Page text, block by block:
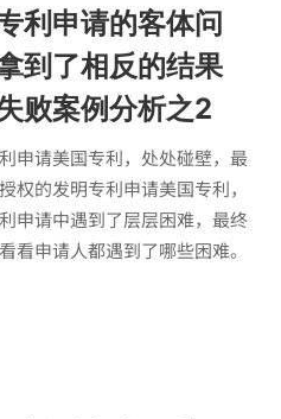
利申请的客体问
到了相反的结果
败案例分析之2
申请美国专利，处处碰壁，最
权的发明专利申请美国专利，
申请中遇到了层层困难，最终
看申请人都遇到了哪些困难。